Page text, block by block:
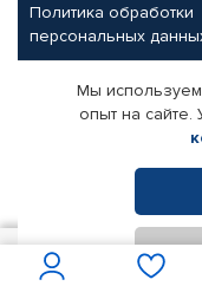
Политика обработки
персональных
Партнерам
Корпоративным
Поставщикам
© КАМАЗ ЦЕНТР
Интернет-магазин
Мы
опыт на